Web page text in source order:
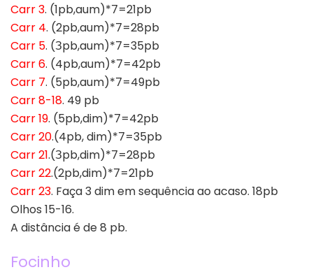
Carr 3. (1pb,aum)*7=21pb
Carr 4. (2pb,aum)*7=28pb
Carr 5. (Зpb,aum)*7=35pb
Carr 6. (4pb,aum)*7=42pb
Carr 7. (5pb,aum)*7=49pb
Carr 8-18. 49 pb
Carr 19. (5pb,dim)*7=42pb
Carr 20.(4pb, dim)*7=35pb
Carr 21.(Зpb,dim)*7=28pb
Carr 22.(2pb,dim)*7=21pb
Carr 23. Faça 3 dim em sequência ao acaso. 18pb
Olhos 15-16.
A distância é de 8 pb.
Focinho